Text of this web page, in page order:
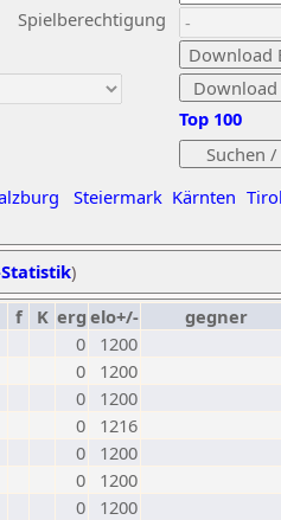
Spielberechtigung
Steiermark Kärnten Tirol
Top 100
)
f K erg elo+/- gegner
0
1200
0
1200
0
1200
0
1216
0
1200
0
1200
0
1200